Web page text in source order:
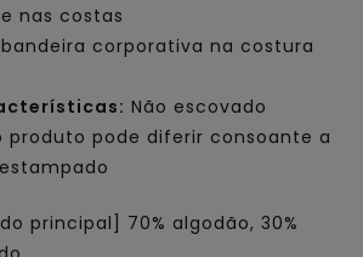
nas costas
corporativa na costura
Não escovado
produto pode diferir consoante a
principal] 70% algodão, 30%